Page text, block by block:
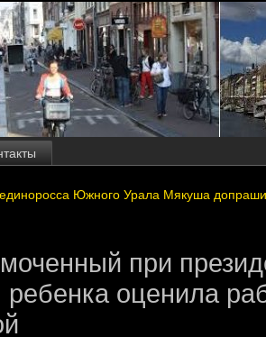
единоросса Южного Урала Мякуша
при
ребенка оценила